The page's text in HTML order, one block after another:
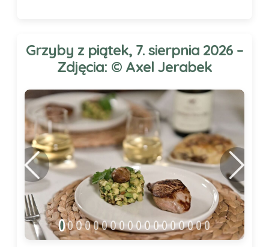
Grzyby z piątek, 7. sierpnia 2026 –
Zdjęcia: © Axel Jerabek
Poprzedni